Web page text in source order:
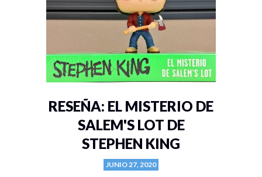
RESEÑA: EL MISTERIO DE
SALEM'S LOT DE
STEPHEN KING
JUNIO 27, 2020